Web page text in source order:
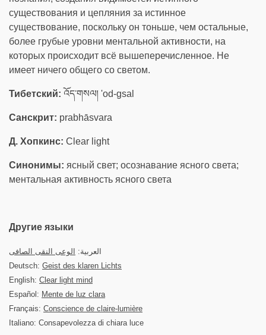
существования и цепляния за истинное
существование, поскольку он тоньше, чем остальные,
более грубые уровни ментальной активности, на
которых происходит всё вышеперечисленное. Не
имеет ничего общего со светом.
Тибетский: འོད་གསལ། 'od-gsal
Санскрит: prabhāsvara
Д. Хопкинс: Clear light
Синонимы: ясный свет; осознавание ясного света;
ментальная активность ясного света
Другие языки
العربية:
الوعى النقى الصافى
Deutsch: Geist des klaren Lichts
English: Clear light mind
Español: Mente de luz clara
Français: Conscience de claire-lumière
Italiano: Consapevolezza di chiara luce